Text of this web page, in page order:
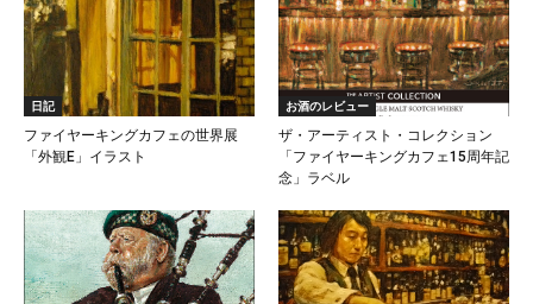
日記
ファイヤーキングカフェの世界展
「外観E」イラスト
お酒のレビュー
ザ・アーティスト・コレクション
「ファイヤーキングカフェ15周年記
念」ラベル